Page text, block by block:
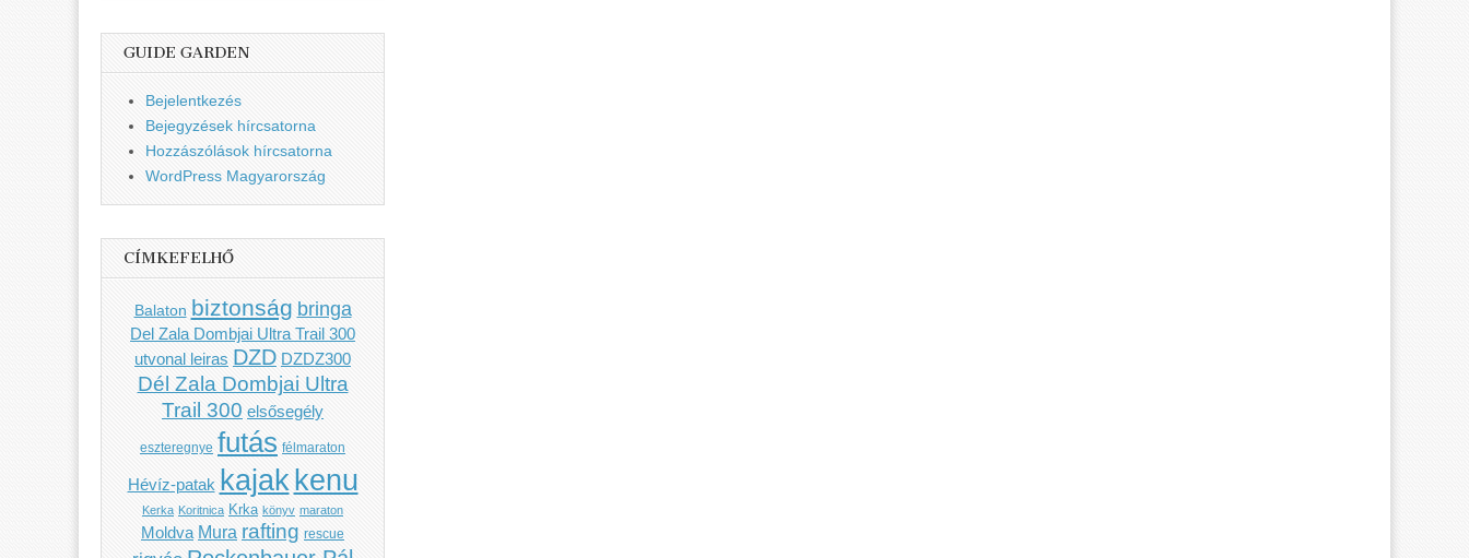
GUIDE GARDEN
Bejelentkezés
Bejegyzések hírcsatorna
Hozzászólások hírcsatorna
WordPress Magyarország
CÍMKEFELHŐ
Balaton biztonság bringa
Del Zala Dombjai Ultra Trail 300
utvonal leiras DZD DZDZ300
Dél Zala Dombjai Ultra
Trail 300 elsősegély
eszteregnye futás félmaraton
Hévíz-patak kajak kenu
Kerka Koritnica Krka könyv maraton
Moldva Mura rafting rescue